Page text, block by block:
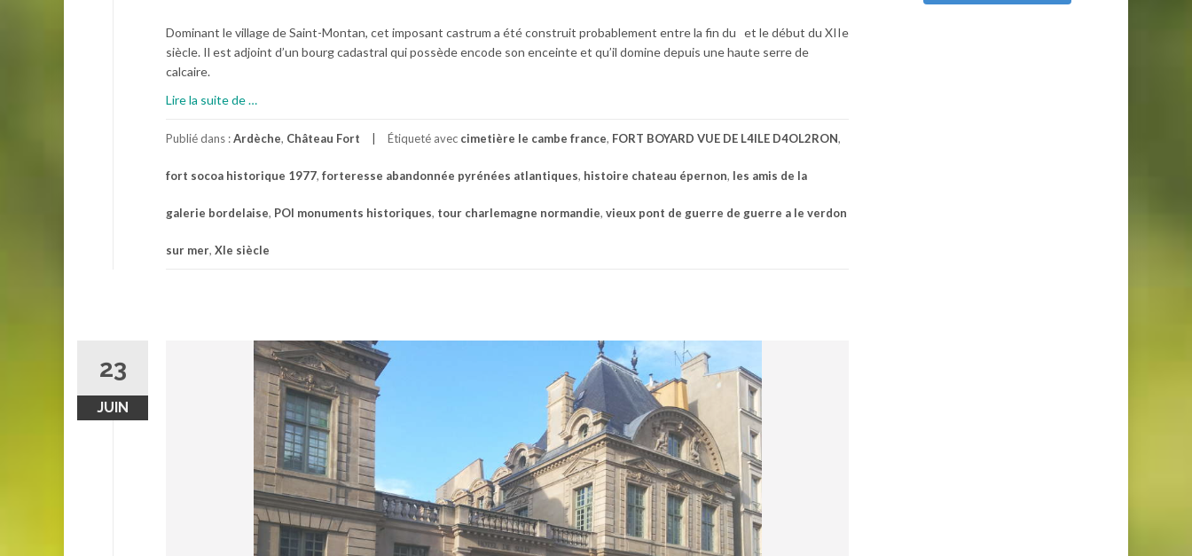
Dominant le village de Saint-Montan, cet imposant castrum a été construit probablement entre la fin du et le début du XIIe
siècle. Il est adjoint d’un bourg cadastral qui possède encode son enceinte et qu’il domine depuis une haute serre de
calcaire.
Lire la suite de
de
Montan
…
Publié dans :Ardèche, Château Fort Étiqueté avec cimetière le cambe france, FORT BOYARD VUE DE L4ILE D4OL2RON,
fort socoa historique 1977, forteresse abandonnée pyrénées atlantiques, histoire chateau épernon, les amis de la
galerie bordelaise, POI monuments historiques, tour charlemagne normandie, vieux pont de guerre de guerre a le verdon
sur mer, XIe siècle
23
JUIN